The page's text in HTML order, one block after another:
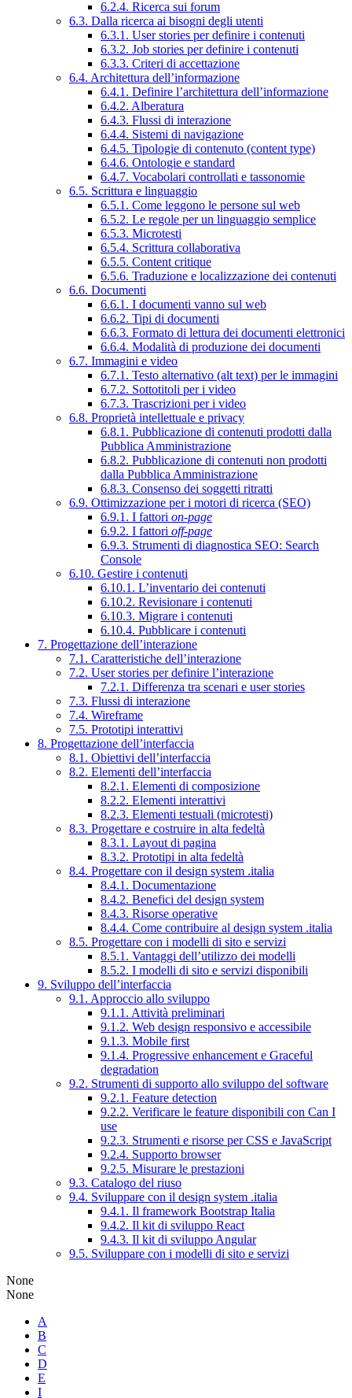
6.2.4. Ricerca sui forum
6.3. Dalla ricerca ai bisogni degli utenti
6.3.1. User stories per definire i contenuti
6.3.2. Job stories per definire i contenuti
6.3.3. Criteri di accettazione
6.4. Architettura dell’informazione
6.4.1. Definire l’architettura dell’informazione
6.4.2. Alberatura
6.4.3. Flussi di interazione
6.4.4. Sistemi di navigazione
6.4.5. Tipologie di contenuto (content type)
6.4.6. Ontologie e standard
6.4.7. Vocabolari controllati e tassonomie
6.5. Scrittura e linguaggio
6.5.1. Come leggono le persone sul web
6.5.2. Le regole per un linguaggio semplice
6.5.3. Microtesti
6.5.4. Scrittura collaborativa
6.5.5. Content critique
6.5.6. Traduzione e localizzazione dei contenuti
6.6. Documenti
6.6.1. I documenti vanno sul web
6.6.2. Tipi di documenti
6.6.3. Formato di lettura dei documenti elettronici
6.6.4. Modalità di produzione dei documenti
6.7. Immagini e video
6.7.1. Testo alternativo (alt text) per le immagini
6.7.2. Sottotitoli per i video
6.7.3. Trascrizioni per i video
6.8. Proprietà intellettuale e privacy
6.8.1. Pubblicazione di contenuti prodotti dalla
Pubblica Amministrazione
6.8.2. Pubblicazione di contenuti non prodotti
dalla Pubblica Amministrazione
6.8.3. Consenso dei soggetti ritratti
6.9. Ottimizzazione per i motori di ricerca (SEO)
6.9.1. I fattori on-page
6.9.2. I fattori off-page
6.9.3. Strumenti di diagnostica SEO: Search
Console
6.10. Gestire i contenuti
6.10.1. L’inventario dei contenuti
6.10.2. Revisionare i contenuti
6.10.3. Migrare i contenuti
6.10.4. Pubblicare i contenuti
7. Progettazione dell’interazione
7.1. Caratteristiche dell’interazione
7.2. User stories per definire l’interazione
7.2.1. Differenza tra scenari e user stories
7.3. Flussi di interazione
7.4. Wireframe
7.5. Prototipi interattivi
8. Progettazione dell’interfaccia
8.1. Obiettivi dell’interfaccia
8.2. Elementi dell’interfaccia
8.2.1. Elementi di composizione
8.2.2. Elementi interattivi
8.2.3. Elementi testuali (microtesti)
8.3. Progettare e costruire in alta fedeltà
8.3.1. Layout di pagina
8.3.2. Prototipi in alta fedeltà
8.4. Progettare con il design system .italia
8.4.1. Documentazione
8.4.2. Benefici del design system
8.4.3. Risorse operative
8.4.4. Come contribuire al design system .italia
8.5. Progettare con i modelli di sito e servizi
8.5.1. Vantaggi dell’utilizzo dei modelli
8.5.2. I modelli di sito e servizi disponibili
9. Sviluppo dell’interfaccia
9.1. Approccio allo sviluppo
9.1.1. Attività preliminari
9.1.2. Web design responsivo e accessibile
9.1.3. Mobile first
9.1.4. Progressive enhancement e Graceful
degradation
9.2. Strumenti di supporto allo sviluppo del software
9.2.1. Feature detection
9.2.2. Verificare le feature disponibili con Can I
use
9.2.3. Strumenti e risorse per CSS e JavaScript
9.2.4. Supporto browser
9.2.5. Misurare le prestazioni
9.3. Catalogo del riuso
9.4. Sviluppare con il design system .italia
9.4.1. Il framework Bootstrap Italia
9.4.2. Il kit di sviluppo React
9.4.3. Il kit di sviluppo Angular
9.5. Sviluppare con i modelli di sito e servizi
None
None
A
B
C
D
E
I